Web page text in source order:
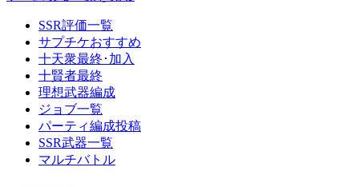
SSR評価一覧
サプチケおすすめ
十天衆最終･加入
十賢者最終
理想武器編成
ジョブ一覧
パーティ編成投稿
SSR武器一覧
マルチバトル